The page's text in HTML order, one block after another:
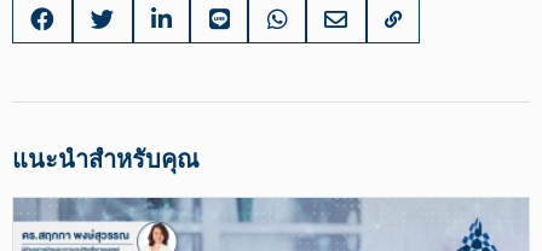
แนะนำสำหรับคุณ